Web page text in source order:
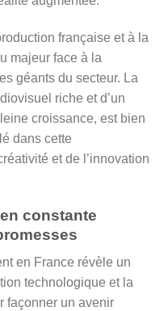
française et à la
majeur face à la
géants du secteur. La
riche et d’un
croissance, est bien
dans cette
et de l’innovation
constante
en France révèle un
technologique et la
façonner un avenir